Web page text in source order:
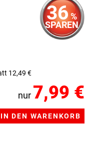
36 %
SPAREN
12,49 €
nur 7,99 €